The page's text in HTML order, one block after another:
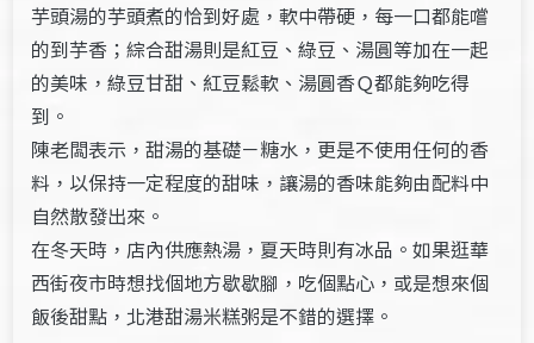
芋頭湯的芋頭煮的恰到好處，軟中帶硬，每一口都能嚐
的到芋香；綜合甜湯則是紅豆、綠豆、湯圓等加在一起
的美味，綠豆甘甜、紅豆鬆軟、湯圓香Ｑ都能夠吃得
到。
陳老闆表示，甜湯的基礎－糖水，更是不使用任何的香
料，以保持一定程度的甜味，讓湯的香味能夠由配料中
自然散發出來。
在冬天時，店內供應熱湯，夏天時則有冰品。如果逛華
西街夜市時想找個地方歇歇腳，吃個點心，或是想來個
飯後甜點，北港甜湯米糕粥是不錯的選擇。